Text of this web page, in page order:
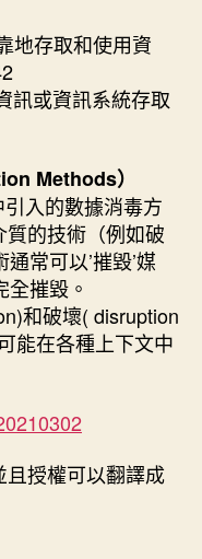
地存取和使用資
訊或資訊系統存取
Methods）
引入的數據消毒方
質的技術（例如破
常可以’摧毀’媒
摧毀。
和破壞( disruption
能在各種上下文中
授權可以翻譯成